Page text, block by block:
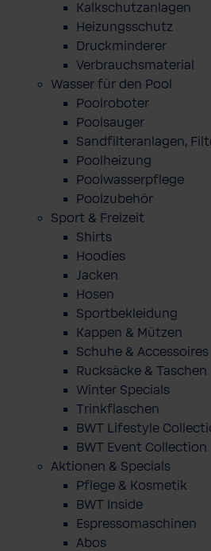
Kalkschutzanlagen
Heizungsschutz
Druckminderer
Verbrauchsmaterial
Wasser für den Pool
Poolroboter
Poolsauger
Sandfilteranlagen,
Poolheizung
Poolwasserpflege
Poolzubehör
Sport & Freizeit
Shirts
Hoodies
Jacken
Hosen
Sportbekleidung
Kappen & Mützen
Schuhe & Accessoires
Rucksäcke & Taschen
Winter Specials
Trinkflaschen
BWT Lifestyle
BWT Event Collection
Aktionen & Specials
Pflege & Kosmetik
BWT Inside
Espressomaschinen
Abos